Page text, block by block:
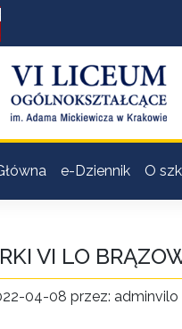
e-Dziennik O
VI LO
04-08 przez: adminvilo